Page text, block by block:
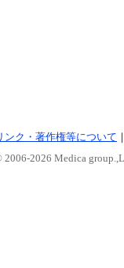
ンク・著作権等について
2006-2026 Medica